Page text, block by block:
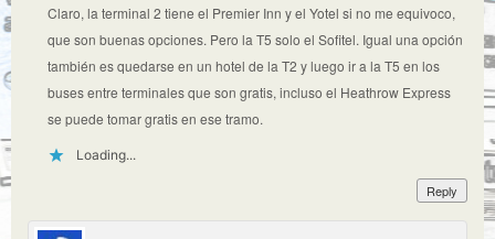
Claro, la terminal 2 tiene el Premier Inn y el Yotel si no me equivoco,
que son buenas opciones. Pero la T5 solo el Sofitel. Igual una opción
también es quedarse en un hotel de la T2 y luego ir a la T5 en los
buses entre terminales que son gratis, incluso el Heathrow Express
se puede tomar gratis en ese tramo.
Loading...
Reply